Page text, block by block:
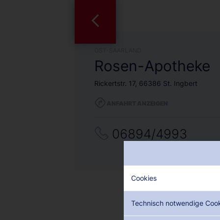
Rosen-Apotheke
Rickertstr. 17, 66386 St. Ingbert
06894/4993
Cookies
Technisch notwendige